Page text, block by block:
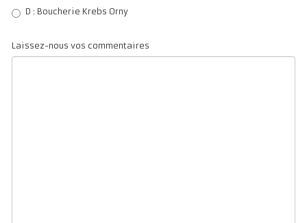
D : Boucherie Krebs Orny
Laissez-nous vos commentaires